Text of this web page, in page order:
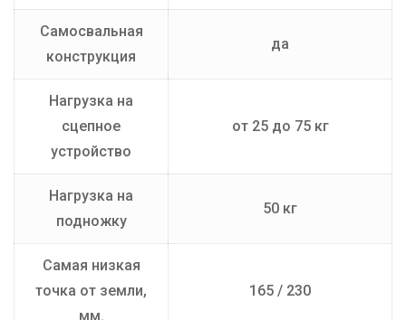
Самосвальная
конструкция
да
Нагрузка на
сцепное
устройство
от 25 до 75 кг
Нагрузка на
подножку
50 кг
Самая низкая
точка от земли,
мм.
165 / 230